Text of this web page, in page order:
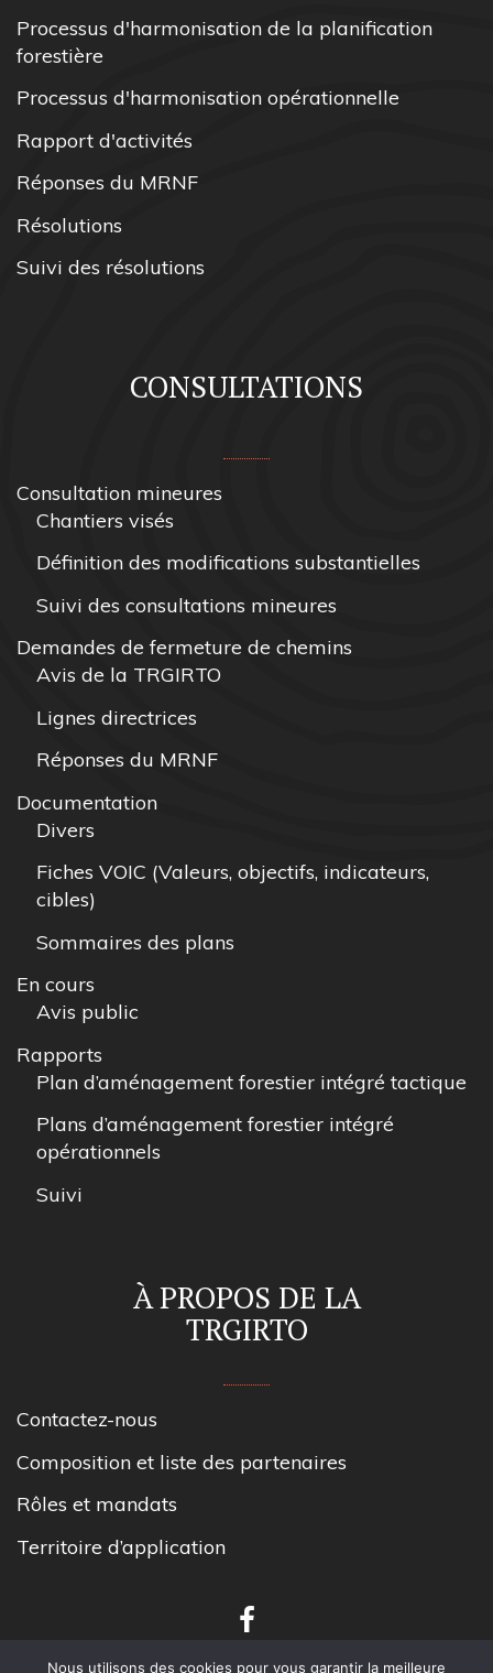
Processus d'harmonisation de la planification
forestière
Processus d'harmonisation opérationnelle
Rapport d'activités
Réponses du MRNF
Résolutions
Suivi des résolutions
CONSULTATIONS
Consultation mineures
Chantiers visés
Définition des modifications substantielles
Suivi des consultations mineures
Demandes de fermeture de chemins
Avis de la TRGIRTO
Lignes directrices
Réponses du MRNF
Documentation
Divers
Fiches VOIC (Valeurs, objectifs, indicateurs,
cibles)
Sommaires des plans
En cours
Avis public
Rapports
Plan d’aménagement forestier intégré tactique
Plans d’aménagement forestier intégré
opérationnels
Suivi
À PROPOS DE LA
TRGIRTO
Contactez-nous
Composition et liste des partenaires
Rôles et mandats
Territoire d’application
Nous utilisons des cookies pour vous garantir la meilleure